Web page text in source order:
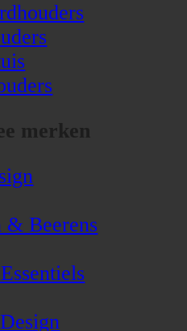
merken
& Beerens